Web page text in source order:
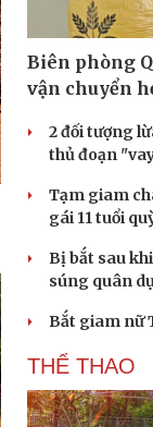
Biên phòng
vận chuyển
2 đối tượng
thủ đoạn
Tạm giam
gái 11 tuổi
Bị bắt sau
súng quân
Bắt giam nữ
THỂ THAO